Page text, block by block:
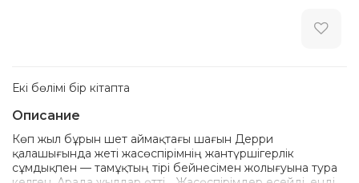
Екі бөлімі бір кітапта
Описание
Көп жыл бұрын шет аймақтағы шағын Дерри
қалашығында жеті жасөспірімнің жантүршігерлік
сұмдықпен — тамұқтың тірі бейнесімен жолығуына тура